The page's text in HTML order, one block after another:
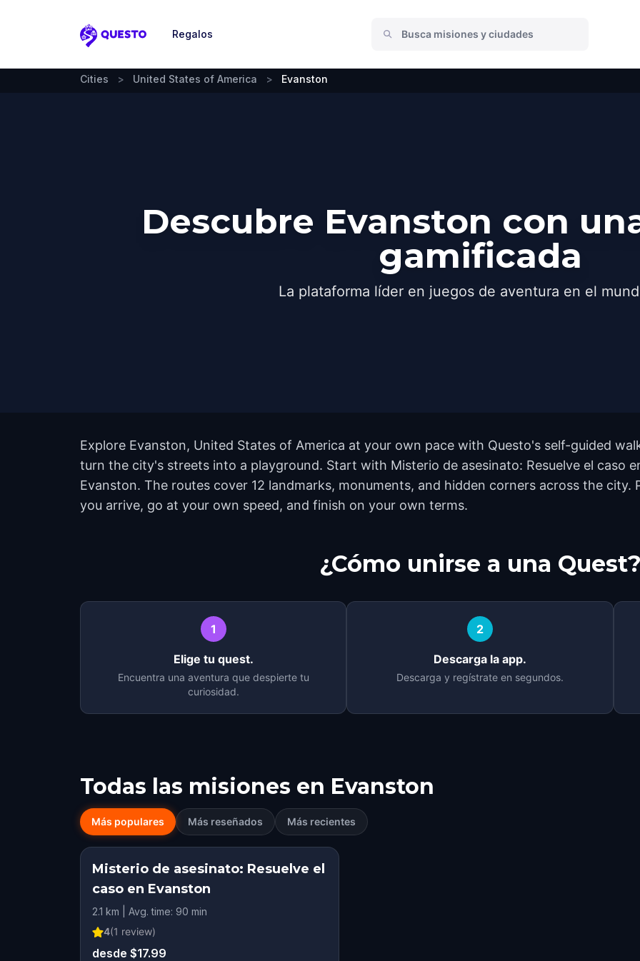
Questo
Regalos
Cities > United States of America > Evanston
Descubre Evanston con
gamificada
La plataforma líder en juegos de aventura en el
Explore Evanston, United States of America at your own pace with Questo's self-guided
turn the city's streets into a playground. Start with Misterio de asesinato: Resuelve el caso
Evanston. The routes cover 12 landmarks, monuments, and hidden corners across the
you arrive, go at your own speed, and finish on your own terms.
¿Cómo unirse a una
1
Elige tu quest.
Encuentra una aventura que despierte tu
curiosidad.
2
Descarga la app.
Descarga y regístrate en segundos.
Todas las misiones en Evanston
Más populares Más reseñados Más recientes
Misterio de asesinato: Resuelve el
caso en Evanston
2.1 km | Avg. time: 90 min
4(1 review)
desde $17.99